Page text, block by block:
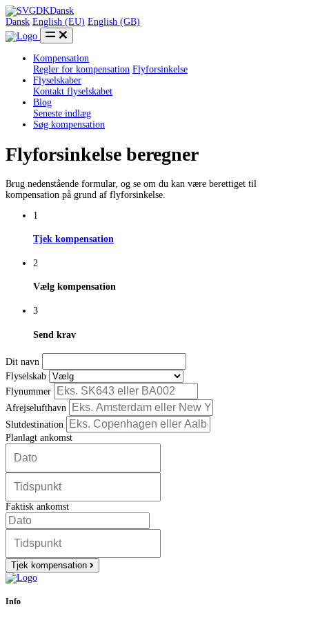
DKDansk
Dansk English (EU) English (GB)
Kompensation
Regler for kompensation Flyforsinkelse
Flyselskaber
Kontakt flyselskabet
Blog
Seneste indlæg
Søg kompensation
Flyforsinkelse beregner
Brug nedenstående formular, og se om du kan være berettiget til
kompensation på grund af flyforsinkelse.
1
Tjek kompensation
2
Vælg kompensation
3
Send krav
Dit navn
Flyselskab
Flynummer
Afrejselufthavn
Slutdestination
Planlagt ankomst
Faktisk ankomst
Tjek kompensation
Info